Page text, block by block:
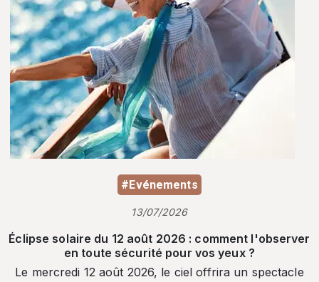
#Evénements
13/07/2026
Éclipse solaire du 12 août 2026 : comment l'observer
en toute sécurité pour vos yeux ?
Le mercredi 12 août 2026, le ciel offrira un spectacle